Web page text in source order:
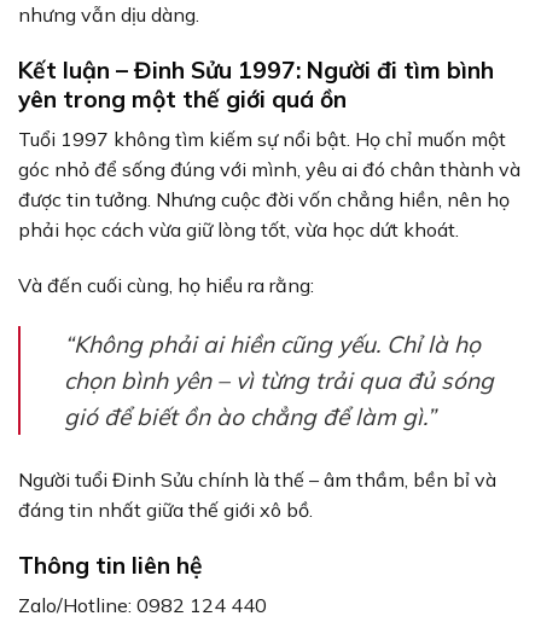
nhưng vẫn dịu dàng.
Kết luận – Đinh Sửu 1997: Người đi tìm bình
yên trong một thế giới quá ồn
Tuổi 1997 không tìm kiếm sự nổi bật. Họ chỉ muốn một
góc nhỏ để sống đúng với mình, yêu ai đó chân thành và
được tin tưởng. Nhưng cuộc đời vốn chẳng hiền, nên họ
phải học cách vừa giữ lòng tốt, vừa học dứt khoát.
Và đến cuối cùng, họ hiểu ra rằng:
“Không phải ai hiền cũng yếu. Chỉ là họ
chọn bình yên – vì từng trải qua đủ sóng
gió để biết ồn ào chẳng để làm gì.”
Người tuổi Đinh Sửu chính là thế – âm thầm, bền bỉ và
đáng tin nhất giữa thế giới xô bồ.
Thông tin liên hệ
Zalo/Hotline: 0982 124 440